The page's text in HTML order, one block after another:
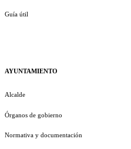
Guía útil
AYUNTAMIENTO
Alcalde
Órganos de gobierno
Normativa y documentación